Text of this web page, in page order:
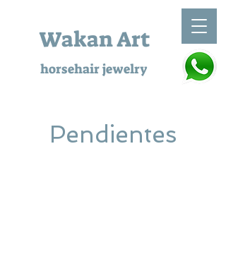
Wakan Art
horsehair jewelry
Pendientes